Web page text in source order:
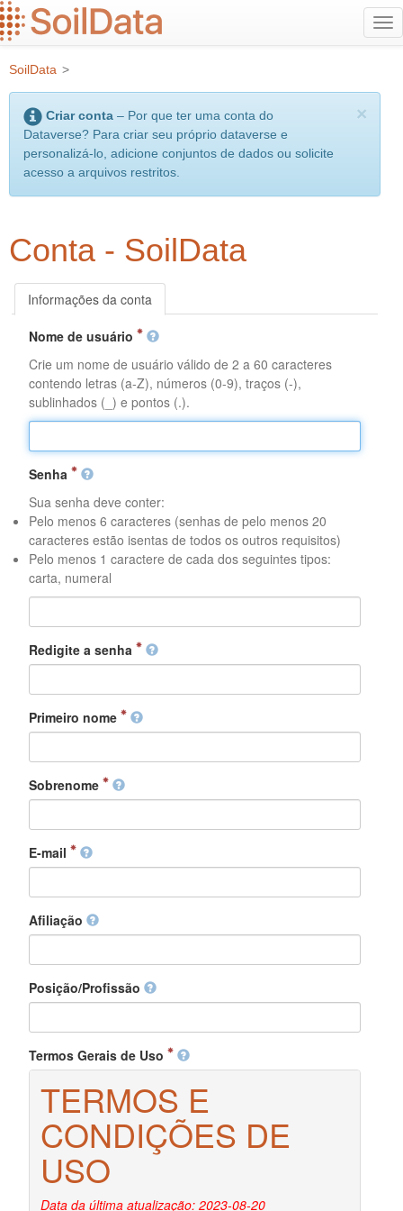
Ir
para
conteúdo
principal
SoilData >
×
Criar conta – Por que ter uma conta do
Dataverse? Para criar seu próprio dataverse e
personalizá-lo, adicione conjuntos de dados ou solicite
acesso a arquivos restritos.
Conta - SoilData
Informações da conta
Nome de usuário
Crie um nome de usuário válido de 2 a 60 caracteres
contendo letras (a-Z), números (0-9), traços (-),
sublinhados (_) e pontos (.).
Senha
Sua senha deve conter:
Pelo menos 6 caracteres (senhas de pelo menos 20
caracteres estão isentas de todos os outros requisitos)
Pelo menos 1 caractere de cada dos seguintes tipos:
carta, numeral
Redigite a senha
Primeiro nome
Sobrenome
E-mail
Afiliação
Posição/Profissão
Termos Gerais de Uso
TERMOS E
CONDIÇÕES DE
USO
Data da última atualização: 2023-08-20